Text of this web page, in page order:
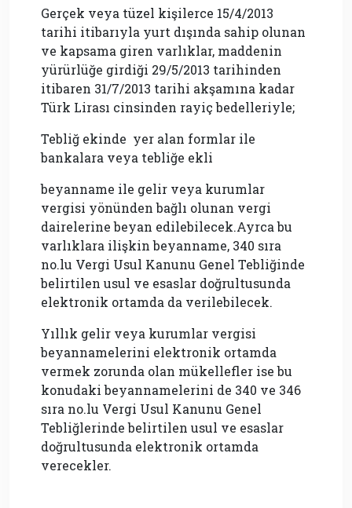
Gerçek veya tüzel kişilerce 15/4/2013
tarihi itibarıyla yurt dışında sahip olunan
ve kapsama giren varlıklar, maddenin
yürürlüğe girdiği 29/5/2013 tarihinden
itibaren 31/7/2013 tarihi akşamına kadar
Türk Lirası cinsinden rayiç bedelleriyle;
Tebliğ ekinde yer alan formlar ile
bankalara veya tebliğe ekli
beyanname ile gelir veya kurumlar
vergisi yönünden bağlı olunan vergi
dairelerine beyan edilebilecek.Ayrca bu
varlıklara ilişkin beyanname, 340 sıra
no.lu Vergi Usul Kanunu Genel Tebliğinde
belirtilen usul ve esaslar doğrultusunda
elektronik ortamda da verilebilecek.
Yıllık gelir veya kurumlar vergisi
beyannamelerini elektronik ortamda
vermek zorunda olan mükellefler ise bu
konudaki beyannamelerini de 340 ve 346
sıra no.lu Vergi Usul Kanunu Genel
Tebliğlerinde belirtilen usul ve esaslar
doğrultusunda elektronik ortamda
verecekler.